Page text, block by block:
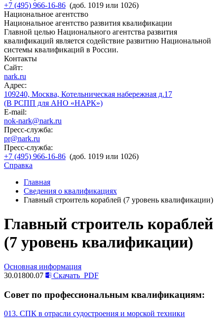
+7 (495) 966-16-86 (доб. 1019 или 1026)
Национальное агентство
Национальное агентство развития квалификации
Главной целью Национального агентства развития
квалификаций является содействие развитию Национальной
системы квалификаций в России.
Контакты
Сайт:
nark.ru
Адрес:
109240, Москва, Котельническая набережная д.17
(В РСПП для АНО «НАРК»)
E-mail:
nok-nark@nark.ru
Пресс-служба:
pr@nark.ru
Пресс-служба:
+7 (495) 966-16-86 (доб. 1019 или 1026)
Справка
Главная
Сведения о квалификациях
Главный строитель кораблей (7 уровень квалификации)
Главный строитель кораблей
(7 уровень квалификации)
Основная информация
30.01800.07
Скачать PDF
Совет по профессиональным квалификациям:
013. СПК в отрасли судостроения и морской техники